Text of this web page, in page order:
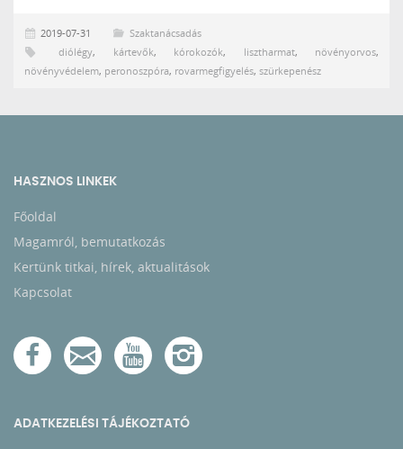
2019-07-31
Szaktanácsadás
diólégy, kártevők, kórokozók, lisztharmat, növényorvos,
növényvédelem, peronoszpóra, rovarmegfigyelés, szürkepenész
HASZNOS LINKEK
Főoldal
Magamról, bemutatkozás
Kertünk titkai, hírek, aktualitások
Kapcsolat
ADATKEZELÉSI TÁJÉKOZTATÓ